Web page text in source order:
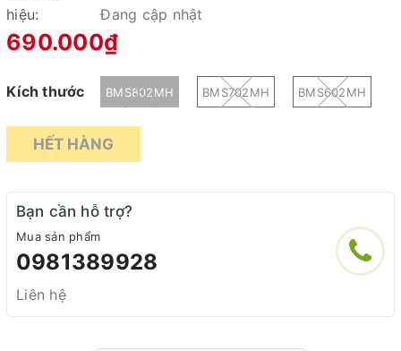
hiệu:
Đang cập nhật
690.000₫
Kích thước BMS802MH BMS702MH BMS602MH
HẾT HÀNG
Bạn cần hỗ trợ?
Mua sản phẩm
0981389928
Liên hệ